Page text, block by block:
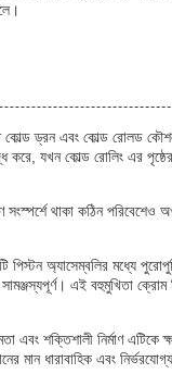
কোল্ড ড্রন এবং কোল্ড রোলড
করে, যখন কোল্ড রোলিং এর
থাকা কঠিন পরিবেশেও
পিস্টন অ্যাসেম্বলির মধ্যে
এই বহুমুখিতা ক্রোম
এবং শক্তিশালী নির্মাণ এটিকে
ধারাবাহিক এবং নির্ভরযোগ্য